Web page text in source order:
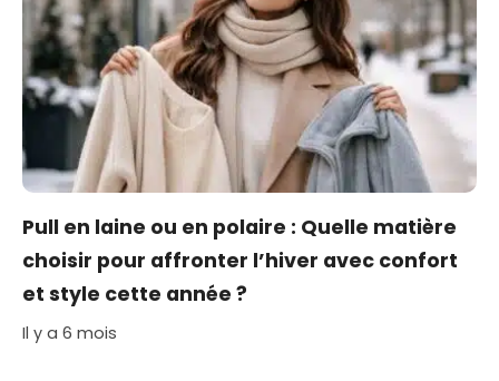
Pull en laine ou en polaire : Quelle matière
choisir pour affronter l’hiver avec confort
et style cette année ?
Il y a 6 mois